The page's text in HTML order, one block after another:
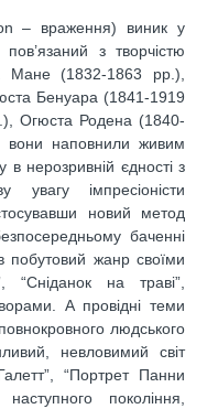
– враження) виник у
з творчістю
Мане (1832-1863 рр.),
Бенуара (1841-1919
Огюста Родена (1840-
наповнили живим
нерозривній єдності з
увагу імпресіоністи
новий метод
баченні
побутовий жанр своїми
“Сніданок на траві”,
А провідні теми
людського
невловимий світ
“Портрет Панни
покоління,